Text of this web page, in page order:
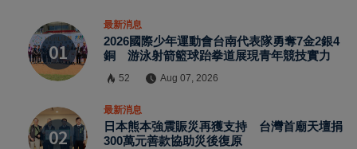
最新消息
2026國際少年運動會台南代表隊勇奪7金2銀4
銅 游泳射箭籃球跆拳道展現青年競技實力
52 Aug 07, 2026
最新消息
日本熊本強震賑災再獲支持 台灣首廟天壇捐
300萬元善款協助災後復原